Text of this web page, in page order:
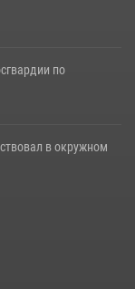
по
в окружном